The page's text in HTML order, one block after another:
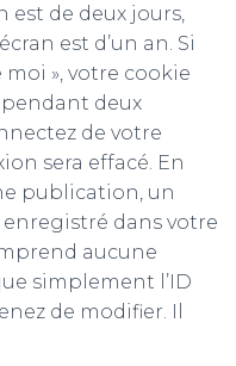
est de deux jours,
est d’un an. Si
moi », votre cookie
deux
de votre
sera effacé. En
publication, un
dans votre
aucune
simplement l’ID
de modifier. Il